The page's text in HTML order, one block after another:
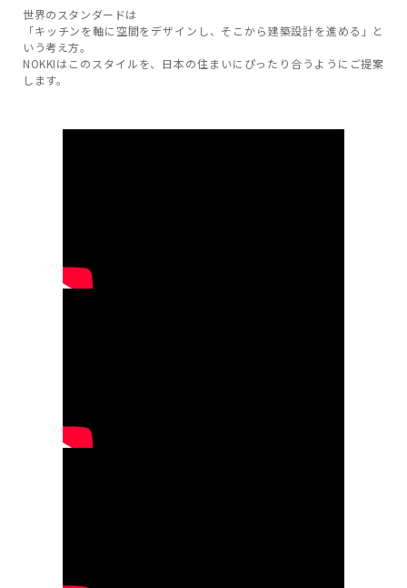
世界のスタンダードは
「キッチンを軸に空間をデザインし、そこから建築設計を進める」と
いう考え方。
NOKKIはこのスタイルを、日本の住まいにぴったり合うようにご提案
します。